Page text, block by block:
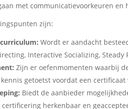
met communicatievoorkeuren
zijn:
Wordt er aandacht
Interactive Socializing, Steady
Zijn er oefenmomenten waarbij
getoetst voordat een
Biedt de aanbieder
certificering herkenbaar en